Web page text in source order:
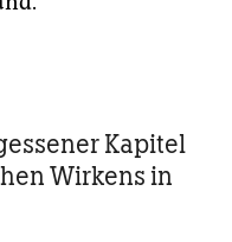
Kapitel
Wirkens in